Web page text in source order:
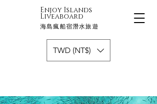
Enjoy Islands
Liveaboard
海島瘋船宿潛水旅遊
TWD (NT$)